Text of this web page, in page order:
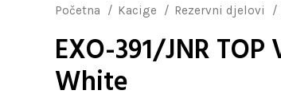
Početna Kacige Rezervni djelovi
EXO-391/JNR TOP
White